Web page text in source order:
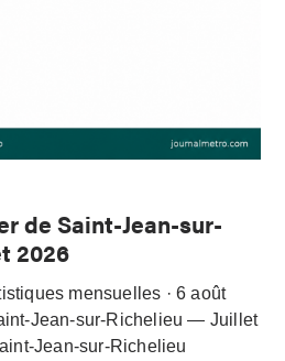
de Saint-Jean-sur-
2026
mensuelles · 6 août
Jean-sur-Richelieu — Juillet
Jean-sur-Richelieu